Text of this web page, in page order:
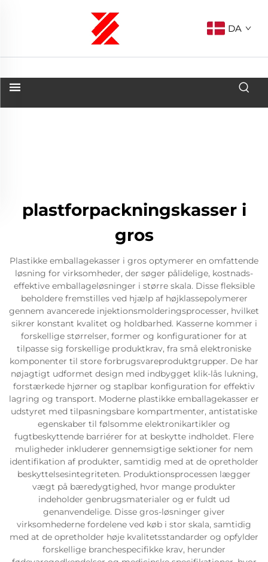
DA
plastforpackningskasser i
gros
Plastikke emballagekasser i gros optymerer en omfattende
løsning for virksomheder, der søger pålidelige, kostnads-
effektive emballageløsninger i større skala. Disse fleksible
beholdere fremstilles ved hjælp af højklassepolymerer
gennem avancerede injektionsmolderingsprocesser, hvilket
sikrer konstant kvalitet og holdbarhed. Kasserne kommer i
forskellige størrelser, former og konfigurationer for at
tilpasse sig forskellige produktkrav, fra små elektroniske
komponenter til store forbrugsvareproduktgrupper. De har
nøjagtigt udformet design med indbygget klik-lås lukning,
forstærkede hjørner og staplbar konfiguration for effektiv
lagring og transport. Moderne plastikke emballagekasser er
udstyret med tilpasningsbare kompartmenter, antistatiske
egenskaber til følsomme elektronikartikler og
fugtbeskyttende barriérer for at beskytte indholdet. Flere
muligheder inkluderer gennemsigtige sektioner for nem
identifikation af produkter, samtidig med at de opretholder
beskyttelsesintegriteten. Produktionsprocessen lægger
vægt på bæredygtighed, hvor mange produkter
indeholder genbrugsmaterialer og er fuldt ud
genanvendelige. Disse gros-løsninger giver
virksomhederne fordelene ved køb i stor skala, samtidig
med at de opretholder høje kvalitetsstandarder og opfylder
forskellige branchespecifikke krav, herunder